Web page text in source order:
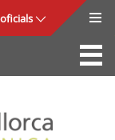
La Seu
de Mallorca